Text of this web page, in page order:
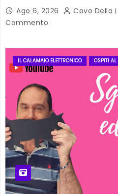
Ago 6, 2026 Covo Della
Commento
IL CALAMAIO ELETTRONICO OSPITI AL